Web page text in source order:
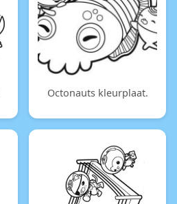
Octonauts kleurplaat.